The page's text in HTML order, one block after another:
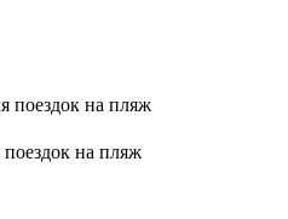
на пляж